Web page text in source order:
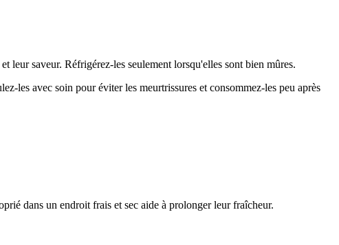
leur saveur. Réfrigérez-les seulement lorsqu'elles sont bien mûres.
les avec soin pour éviter les meurtrissures et consommez-les peu après
dans un endroit frais et sec aide à prolonger leur fraîcheur.